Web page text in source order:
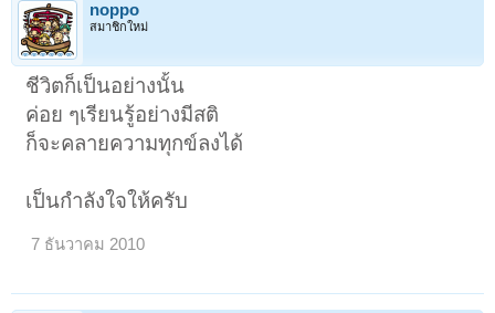
noppo
สมาชิกใหม่
ชีวิตก็เป็นอย่างนั้น
ค่อย ๆเรียนรู้อย่างมีสติ
ก็จะคลายความทุกข์ลงได้
เป็นกำลังใจให้ครับ
7 ธันวาคม 2010